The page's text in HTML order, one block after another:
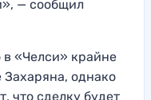
— сообщил
«Челси» крайне
однако
что сделку будет